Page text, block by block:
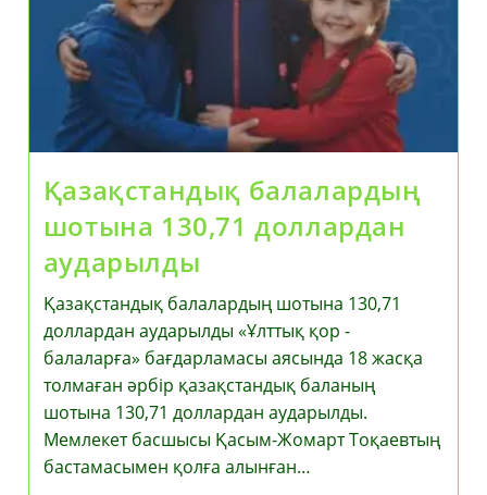
Қазақстандық балалардың
шотына 130,71 доллардан
аударылды
Қазақстандық балалардың шотына 130,71
доллардан аударылды «Ұлттық қор -
балаларға» бағдарламасы аясында 18 жасқа
толмаған әрбір қазақстандық баланың
шотына 130,71 доллардан аударылды.
Мемлекет басшысы Қасым-Жомарт Тоқаевтың
бастамасымен қолға алынған…